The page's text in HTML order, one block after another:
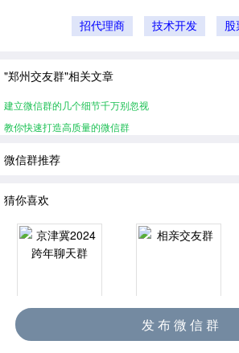
招代理商 技术开发 股
"郑州交友群"相关文章
建立微信群的几个细节千万别忽视
教你快速打造高质量的微信群
微信群推荐
猜你喜欢
相亲交友群
发 布 微 信 群